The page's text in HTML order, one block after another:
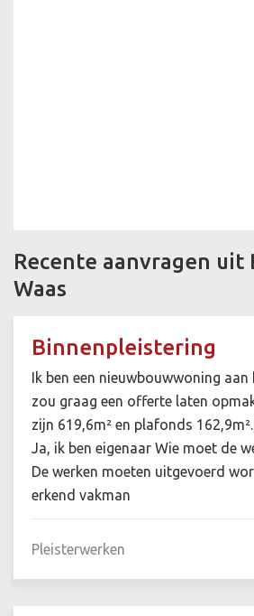
Recente aanvragen uit
Waas
Binnenpleistering
Ik ben een nieuwbouwwoning aan
zou graag een offerte laten
zijn 619,6m² en plafonds
Ja, ik ben eigenaar Wie moet de
De werken moeten uitgevoerd
erkend vakman
Pleisterwerken